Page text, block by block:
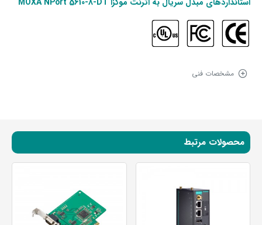
مشخصات فنی
محصولات مرتبط